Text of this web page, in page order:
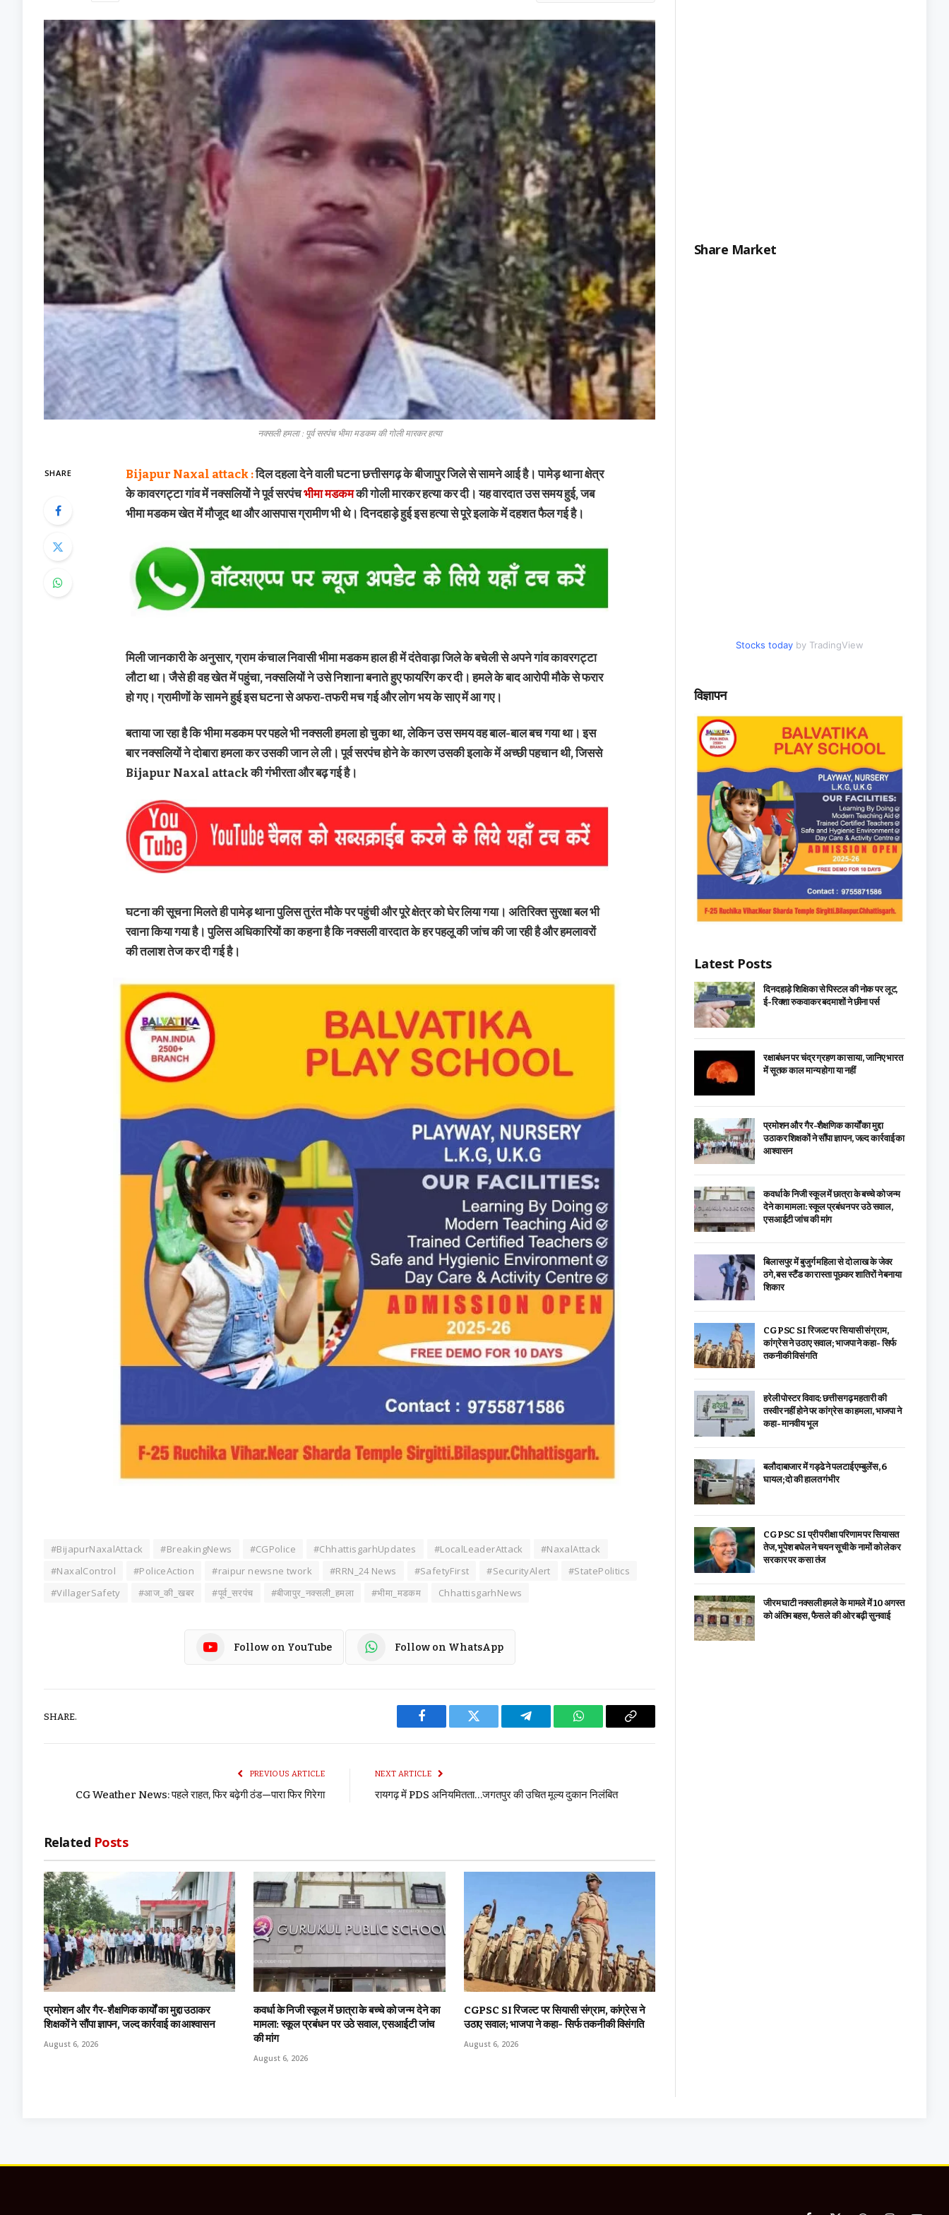
नक्सली हमला : पूर्व सरपंच भीमा मडकम की गोली मारकर हत्या
SHARE Bijapur Naxal attack :दिल दहला देने वाली घटना छत्तीसगढ़ के बीजापुर जिले से सामने आई है। पामेड़ थाना क्षेत्र
के कावरगट्टा गांव में नक्सलियों ने पूर्व सरपंचभीमा मडकमकी गोली मारकर हत्या कर दी। यह वारदात उस समय हुई, जब
भीमा मडकम खेत में मौजूद था और आसपास ग्रामीण भी थे। दिनदहाड़े हुई इस हत्या से पूरे इलाके में दहशत फैल गई है।
मिली जानकारी के अनुसार, ग्राम कंचाल निवासी भीमा मडकम हाल ही में दंतेवाड़ा जिले के बचेली से अपने गांव कावरगट्टा
लौटा था। जैसे ही वह खेत में पहुंचा, नक्सलियों ने उसे निशाना बनाते हुए फायरिंग कर दी। हमले के बाद आरोपी मौके से फरार
हो गए। ग्रामीणों के सामने हुई इस घटना से अफरा-तफरी मच गई और लोग भय के साए में आ गए।
बताया जा रहा है कि भीमा मडकम पर पहले भी नक्सली हमला हो चुका था, लेकिन उस समय वह बाल-बाल बच गया था। इस
बार नक्सलियों ने दोबारा हमला कर उसकी जान ले ली। पूर्व सरपंच होने के कारण उसकी इलाके में अच्छी पहचान थी, जिससे
Bijapur Naxal attack की गंभीरता और बढ़ गई है।
घटना की सूचना मिलते ही पामेड़ थाना पुलिस तुरंत मौके पर पहुंची और पूरे क्षेत्र को घेर लिया गया। अतिरिक्त सुरक्षा बल भी
रवाना किया गया है। पुलिस अधिकारियों का कहना है कि नक्सली वारदात के हर पहलू की जांच की जा रही है और हमलावरों
की तलाश तेज कर दी गई है।
#BijapurNaxalAttack #BreakingNews #CGPolice #ChhattisgarhUpdates #LocalLeaderAttack
#NaxalAttack
#NaxalControl
#PoliceAction #raipur newsne twork #RRN_24 News #SafetyFirst #SecurityAlert
#StatePolitics
#VillagerSafety
#आज_की_खबर #पूर्व_सरपंच #बीजापुर_नक्सली_हमला #भीमा_मडकम ChhattisgarhNews
Follow on YouTube Follow on WhatsApp
SHARE.
Facebook Twitter Telegram WhatsAppCopy
PREVIOUS ARTICLE
CG Weather News: पहले राहत, फिर बढ़ेगी ठंड—पारा फिर गिरेगा
NEXT ARTICLE
रायगढ़ में PDS अनियमितता…जगतपुर की उचित मूल्य दुकान निलंबित
Related Posts
प्रमोशन और गैर-शैक्षणिक कार्यों का मुद्दा उठाकर
शिक्षकों ने सौंपा ज्ञापन, जल्द कार्रवाई का आश्वासन
August 6, 2026
कवर्धा के निजी स्कूल में छात्रा के बच्चे को जन्म देने का
मामला: स्कूल प्रबंधन पर उठे सवाल, एसआईटी जांच
की मांग
August 6, 2026
CGPSC SI रिजल्ट पर सियासी संग्राम, कांग्रेस ने
उठाए सवाल; भाजपा ने कहा- सिर्फ तकनीकी विसंगति
August 6, 2026
Share Market
Stocks today by TradingView
विज्ञापन
Latest Posts
दिनदहाड़े शिक्षिका से पिस्टल की नोक पर लूट,
ई-रिक्शा रुकवाकर बदमाशों ने छीना पर्स
रक्षाबंधन पर चंद्र ग्रहण का साया, जानिए भारत
में सूतक काल मान्य होगा या नहीं
प्रमोशन और गैर-शैक्षणिक कार्यों का मुद्दा
उठाकर शिक्षकों ने सौंपा ज्ञापन, जल्द कार्रवाई का
आश्वासन
कवर्धा के निजी स्कूल में छात्रा के बच्चे को जन्म
देने का मामला: स्कूल प्रबंधन पर उठे सवाल,
एसआईटी जांच की मांग
बिलासपुर में बुजुर्ग महिला से दो लाख के जेवर
ठगे, बस स्टैंड का रास्ता पूछकर शातिरों ने बनाया
शिकार
CGPSC SI रिजल्ट पर सियासी संग्राम,
कांग्रेस ने उठाए सवाल; भाजपा ने कहा- सिर्फ
तकनीकी विसंगति
हरेली पोस्टर विवाद: छत्तीसगढ़ महतारी की
तस्वीर नहीं होने पर कांग्रेस का हमला, भाजपा ने
कहा- मानवीय भूल
बलौदाबाजार में गड्ढे ने पलटाई एम्बुलेंस, 6
घायल; दो की हालत गंभीर
CGPSC SI प्री परीक्षा परिणाम पर सियासत
तेज, भूपेश बघेल ने चयन सूची के नामों को लेकर
सरकार पर कसा तंज
जीरम घाटी नक्सली हमले के मामले में 10 अगस्त
को अंतिम बहस, फैसले की ओर बढ़ी सुनवाई